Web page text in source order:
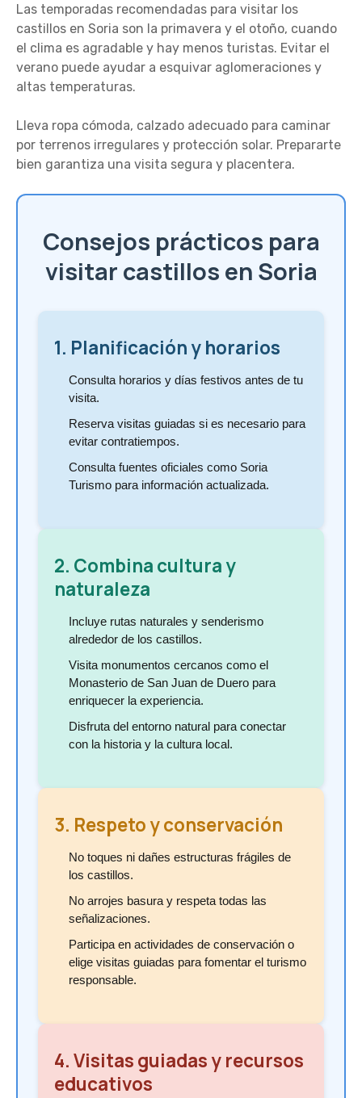
Las temporadas recomendadas para visitar los
castillos en Soria son la primavera y el otoño, cuando
el clima es agradable y hay menos turistas. Evitar el
verano puede ayudar a esquivar aglomeraciones y
altas temperaturas.
Lleva ropa cómoda, calzado adecuado para caminar
por terrenos irregulares y protección solar. Prepararte
bien garantiza una visita segura y placentera.
Consejos prácticos para
visitar castillos en Soria
1. Planificación y horarios
Consulta horarios y días festivos antes de tu
visita.
Reserva visitas guiadas si es necesario para
evitar contratiempos.
Consulta fuentes oficiales como Soria
Turismo para información actualizada.
2. Combina cultura y
naturaleza
Incluye rutas naturales y senderismo
alrededor de los castillos.
Visita monumentos cercanos como el
Monasterio de San Juan de Duero para
enriquecer la experiencia.
Disfruta del entorno natural para conectar
con la historia y la cultura local.
3. Respeto y conservación
No toques ni dañes estructuras frágiles de
los castillos.
No arrojes basura y respeta todas las
señalizaciones.
Participa en actividades de conservación o
elige visitas guiadas para fomentar el turismo
responsable.
4. Visitas guiadas y recursos
educativos